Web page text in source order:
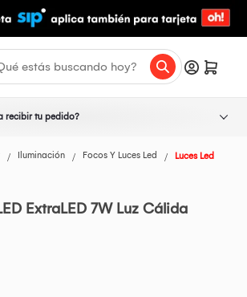
recibir tu pedido?
Iluminación Focos Y Luces Led Luces Led
ExtraLED 7W Luz Cálida